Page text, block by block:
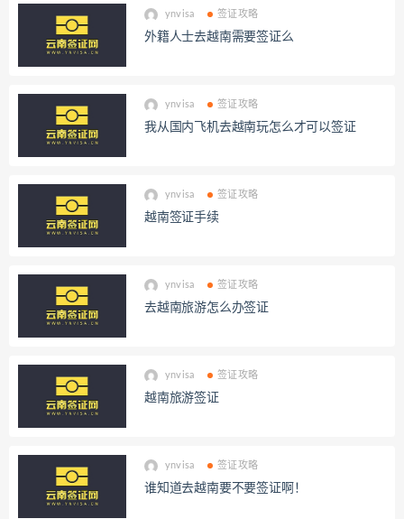
ynvisa 签证攻略
外籍人士去越南需要签证么
ynvisa 签证攻略
我从国内飞机去越南玩怎么才可以签证
ynvisa 签证攻略
越南签证手续
ynvisa 签证攻略
去越南旅游怎么办签证
ynvisa 签证攻略
越南旅游签证
ynvisa 签证攻略
谁知道去越南要不要签证啊！